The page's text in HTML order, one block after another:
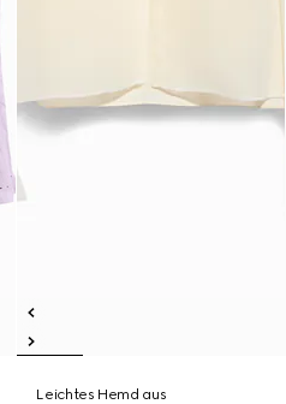
Leichtes Hemd aus